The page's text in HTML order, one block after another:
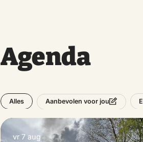
Agenda
Alles Aanbevolen voor jou
vr 7 aug